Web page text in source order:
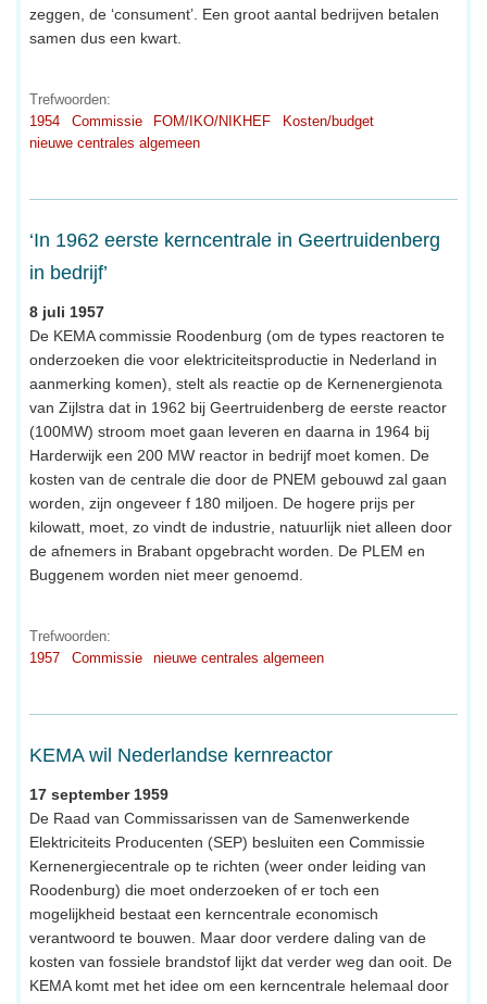
zeggen, de ‘consument’. Een groot aantal bedrijven betalen
samen dus een kwart.
Trefwoorden:
1954
Commissie FOM/IKO/NIKHEF
Kosten/budget
nieuwe centrales algemeen
‘In 1962 eerste kerncentrale in Geertruidenberg
in bedrijf’
8 juli 1957
De KEMA commissie Roodenburg (om de types reactoren te
onderzoeken die voor elektriciteitsproductie in Nederland in
aanmerking komen), stelt als reactie op de Kernenergienota
van Zijlstra dat in 1962 bij Geertruidenberg de eerste reactor
(100MW) stroom moet gaan leveren en daarna in 1964 bij
Harderwijk een 200 MW reactor in bedrijf moet komen. De
kosten van de centrale die door de PNEM gebouwd zal gaan
worden, zijn ongeveer f 180 miljoen. De hogere prijs per
kilowatt, moet, zo vindt de industrie, natuurlijk niet alleen door
de afnemers in Brabant opgebracht worden. De PLEM en
Buggenem worden niet meer genoemd.
Trefwoorden:
1957
Commissie nieuwe centrales algemeen
KEMA wil Nederlandse kernreactor
17 september 1959
De Raad van Commissarissen van de Samenwerkende
Elektriciteits Producenten (SEP) besluiten een Commissie
Kernenergiecentrale op te richten (weer onder leiding van
Roodenburg) die moet onderzoeken of er toch een
mogelijkheid bestaat een kerncentrale economisch
verantwoord te bouwen. Maar door verdere daling van de
kosten van fossiele brandstof lijkt dat verder weg dan ooit. De
KEMA komt met het idee om een kerncentrale helemaal door